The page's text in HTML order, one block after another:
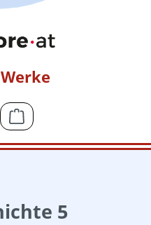
auf dem Merkzettel
Warenkorb enthält 0
5